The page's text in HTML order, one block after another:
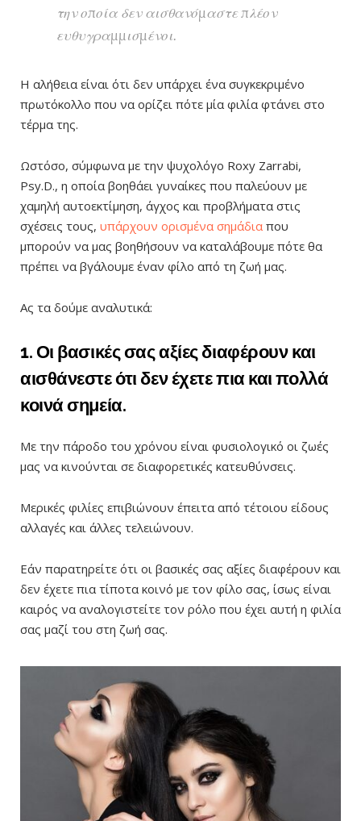
την οποία δεν αισθανόμαστε πλέον
ευθυγραμμισμένοι.
Η αλήθεια είναι ότι δεν υπάρχει ένα συγκεκριμένο
πρωτόκολλο που να ορίζει πότε μία φιλία φτάνει στο
τέρμα της.
Ωστόσο, σύμφωνα με την ψυχολόγο Roxy Zarrabi,
Psy.D., η οποία βοηθάει γυναίκες που παλεύουν με
χαμηλή αυτοεκτίμηση, άγχος και προβλήματα στις
σχέσεις τους, υπάρχουν ορισμένα σημάδια που
μπορούν να μας βοηθήσουν να καταλάβουμε πότε θα
πρέπει να βγάλουμε έναν φίλο από τη ζωή μας.
Ας τα δούμε αναλυτικά:
1. Οι βασικές σας αξίες διαφέρουν και
αισθάνεστε ότι δεν έχετε πια και πολλά
κοινά σημεία.
Με την πάροδο του χρόνου είναι φυσιολογικό οι ζωές
μας να κινούνται σε διαφορετικές κατευθύνσεις.
Μερικές φιλίες επιβιώνουν έπειτα από τέτοιου είδους
αλλαγές και άλλες τελειώνουν.
Εάν παρατηρείτε ότι οι βασικές σας αξίες διαφέρουν και
δεν έχετε πια τίποτα κοινό με τον φίλο σας, ίσως είναι
καιρός να αναλογιστείτε τον ρόλο που έχει αυτή η φιλία
σας μαζί του στη ζωή σας.